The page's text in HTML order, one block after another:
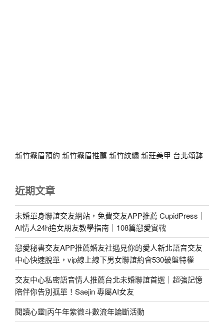
新竹霧眉預約 新竹霧眉推薦 新竹紋繡新莊美甲 台北頌缽
近期文章
未婚單身聯誼交友網站，免費交友APP推薦 CupidPress｜
AI情人24h追女朋友教學指南｜108篇戀愛實戰
戀愛秘書交友APP推薦婚友社遇見你的愛人新北語音交友
中心快速脫單，vip線上線下男女聯誼約會530破盤特權
交友中心私密語音情人推薦台北未婚聯誼首選｜超強記憶
陪伴你告別孤單！Saejin 專屬AI女友
閱讀心靈|丙午年紫微斗數流年論斷活動